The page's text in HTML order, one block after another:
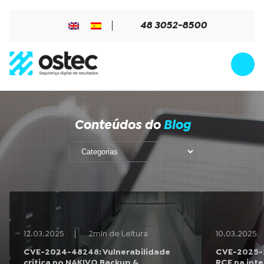
48 3052-8500
Conteúdos do Blog
12.03.2025 2min de Leitura
CVE-2024-48248: Vulnerabilidade
10.03.2025
CVE-